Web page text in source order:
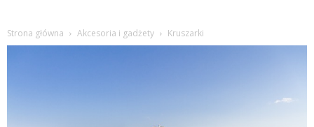
Strona główna Akcesoria i gadżety Kruszarki